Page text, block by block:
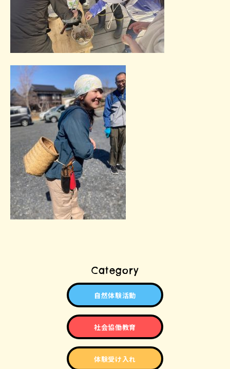
Category
自然体験活動
社会協働教育
体験受け入れ